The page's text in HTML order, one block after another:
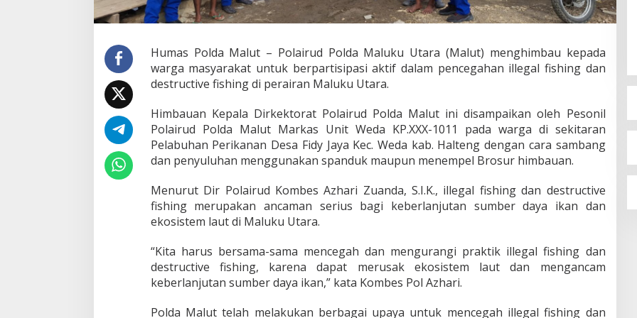
e
d
K
P
.
X
X
-
1
0
1
,
H
i
a
u
W
r
Humas Polda Malut – Polairud Polda Maluku Utara (Malut) menghimbau kepada
warga masyarakat untuk berpartisipasi aktif dalam pencegahan illegal fishing dan
destructive fishing di perairan Maluku Utara.
Himbauan Kepala Dirkektorat Polairud Polda Malut ini disampaikan oleh Pesonil
Polairud Polda Malut Markas Unit Weda KP.XXX-1011 pada warga di sekitaran
Pelabuhan Perikanan Desa Fidy Jaya Kec. Weda kab. Halteng dengan cara sambang
dan penyuluhan menggunakan spanduk maupun menempel Brosur himbauan.
Menurut Dir Polairud Kombes Azhari Zuanda, S.I.K., illegal fishing dan destructive
fishing merupakan ancaman serius bagi keberlanjutan sumber daya ikan dan
ekosistem laut di Maluku Utara.
“Kita harus bersama-sama mencegah dan mengurangi praktik illegal fishing dan
destructive fishing, karena dapat merusak ekosistem laut dan mengancam
keberlanjutan sumber daya ikan,” kata Kombes Pol Azhari.
Polda Malut telah melakukan berbagai upaya untuk mencegah illegal fishing dan